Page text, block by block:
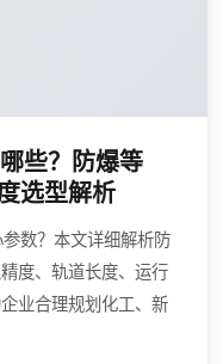
些？防爆等
选型解析
数？本文详细解析防
度、轨道长度、运行
业合理规划化工、新